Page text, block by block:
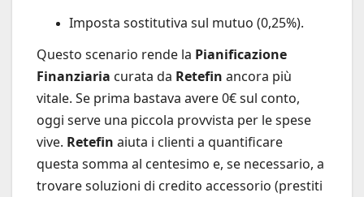
Imposta sostitutiva sul mutuo (0,25%).
Questo scenario rende la Pianificazione
Finanziaria curata da Retefin ancora più
vitale. Se prima bastava avere 0€ sul conto,
oggi serve una piccola provvista per le spese
vive. Retefin aiuta i clienti a quantificare
questa somma al centesimo e, se necessario, a
trovare soluzioni di credito accessorio (prestiti